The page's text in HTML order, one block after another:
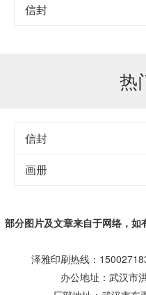
信封
热
信封
画册
部分图片及文章来自于网络，如
泽雅印刷热线：
办公地址：武汉市